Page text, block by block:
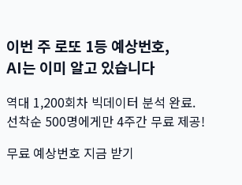
이번 주 로또 1등 예상번호,
AI는 이미 알고 있습니다
역대 1,200회차 빅데이터 분석 완료.
선착순 500명에게만 4주간 무료 제공!
무료 예상번호 지금 받기